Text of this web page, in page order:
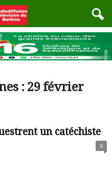
: 29 février
un catéchiste
0